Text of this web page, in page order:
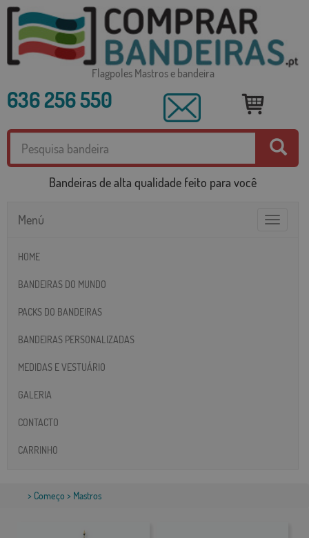
Flagpoles Mastros e bandeira
636 256 550
Bandeiras de alta qualidade feito para você
Toggle
Menú
HOME
BANDEIRAS DO MUNDO
PACKS DO BANDEIRAS
BANDEIRAS PERSONALIZADAS
MEDIDAS E VESTUÁRIO
GALERIA
CONTACTO
CARRINHO
> Começo > Mastros